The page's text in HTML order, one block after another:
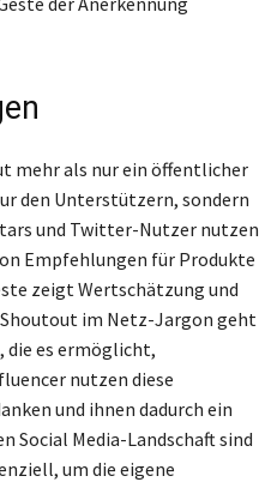
mehr als nur ein öffentlicher
den Unterstützern, sondern
und Twitter-Nutzer nutzen
Empfehlungen für Produkte
zeigt Wertschätzung und
im Netz-Jargon geht
die es ermöglicht,
nutzen diese
und ihnen dadurch ein
Social Media-Landschaft sind
um die eigene